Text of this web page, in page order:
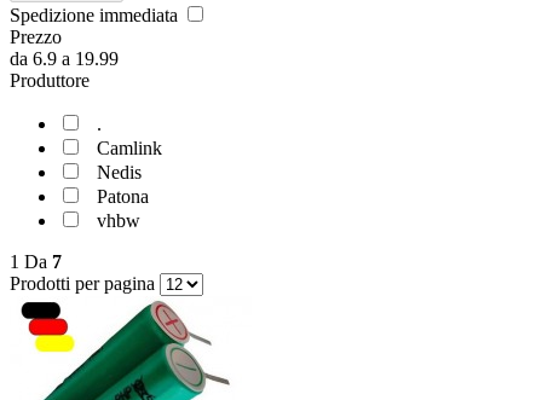
Spedizione immediata
Prezzo
da 6.9 a 19.99
Produttore
.
Camlink
Nedis
Patona
vhbw
1 Da 7
Prodotti per pagina